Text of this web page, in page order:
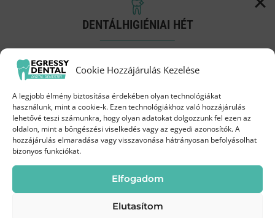
Cookie Hozzájárulás Kezelése
A legjobb élmény biztosítása érdekében olyan technológiákat
használunk, mint a cookie-k. Ezen technológiákhoz való hozzájárulás
lehetővé teszi számunkra, hogy olyan adatokat dolgozzunk fel ezen az
oldalon, mint a böngészési viselkedés vagy az egyedi azonosítók. A
hozzájárulás elmaradása vagy visszavonása hátrányosan befolyásolhat
bizonyos funkciókat.
Elfogadom
Elutasítom
A fogfehérítés eredménye függ a fogak
állapotától, az életmódtól, illetve a fogfehérítés
időtartamától. A helytelen életmód miatt
elszíneződött fogakon (cigaretta, kávé, tea)
szinte minden esetben látványos változást
lehet elérni a rendelői fogfehérítéssel. Az
örökletesen sötétebb színű fogak is fehérebbek
lesznek a kezelés hatására.
Most akciós a 6% peroxidos
fogfehérítés?
DENTÁLHIGIÉNIAI HÉT
Próbáld ki a Biofilm terápiát
Augusztus 3-19.között az Egressy Dentalnál
Most 35 000 Ft
45 000 Fthelyett